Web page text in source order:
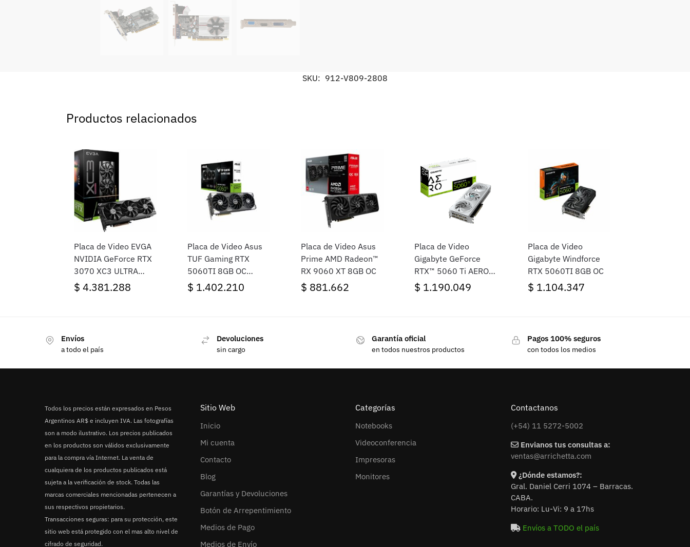
SKU: 912-V809-2808
Productos relacionados
Placa de Video EVGA
NVIDIA GeForce RTX
3070 XC3 ULTRA
GAMING 8GB
$ 4.381.288
Placa de Video Asus
TUF Gaming RTX
5060TI 8GB OC
GDDR7
$ 1.402.210
Placa de Video Asus
Prime AMD Radeon™
RX 9060 XT 8GB OC
$ 881.662
Placa de Video
Gigabyte GeForce
RTX™ 5060 Ti AERO
OC 8G
$ 1.190.049
Placa de Video
Gigabyte Windforce
RTX 5060TI 8GB OC
$ 1.104.347
Envíos
a todo el país
Devoluciones
sin cargo
Garantía oficial
en todos nuestros productos
Pagos 100% seguros
con todos los medios
Todos los precios están expresados en Pesos
Argentinos AR$ e incluyen IVA. Las fotografías
son a modo ilustrativo. Los precios publicados
en los productos son válidos exclusivamente
para la compra vía Internet. La venta de
cualquiera de los productos publicados está
sujeta a la verificación de stock. Todas las
marcas comerciales mencionadas pertenecen a
sus respectivos propietarios.
Transacciones seguras: para su protección, este
sitio web está protegido con el mas alto nivel de
cifrado de seguridad.
Sitio Web
Inicio
Mi cuenta
Contacto
Blog
Garantías y Devoluciones
Botón de Arrepentimiento
Medios de Pago
Medios de Envío
Categorías
Notebooks
Videoconferencia
Impresoras
Monitores
Contactanos
(+54) 11 5272-5002
Envianos tus consultas a:
ventas@arrichetta.com
¿Dónde estamos?:
Gral. Daniel Cerri 1074 – Barracas.
CABA.
Horario: Lu-Vi: 9 a 17hs
Envíos a TODO el país